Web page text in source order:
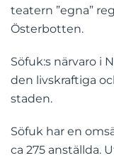
teatern ”egna”
Österbotten.
Söfuk:s närvaro i
den livskraftiga
staden.
Söfuk har en
ca 275 anställda.